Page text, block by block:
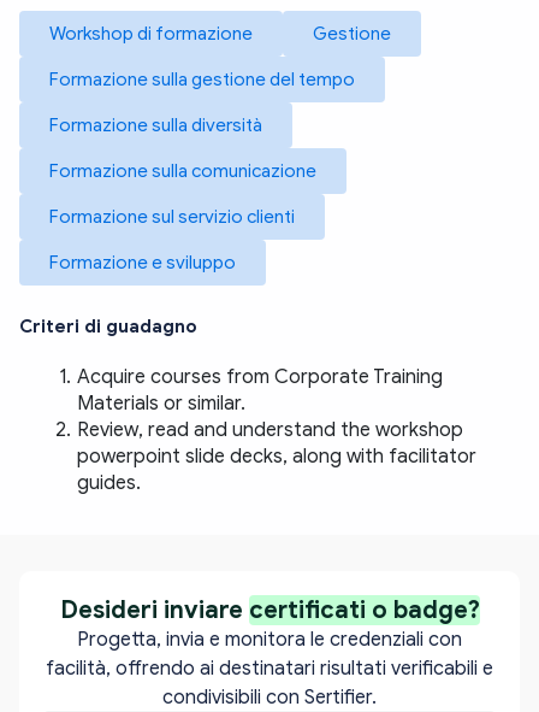
Workshop di formazione Gestione
Formazione sulla gestione del tempo
Formazione sulla diversità
Formazione sulla comunicazione
Formazione sul servizio clienti
Formazione e sviluppo
Criteri di guadagno
Acquire courses from Corporate Training
Materials or similar.
Review, read and understand the workshop
powerpoint slide decks, along with facilitator
guides.
Desideri inviare certificati o badge?
Progetta, invia e monitora le credenziali con
facilità, offrendo ai destinatari risultati verificabili e
condivisibili con Sertifier.